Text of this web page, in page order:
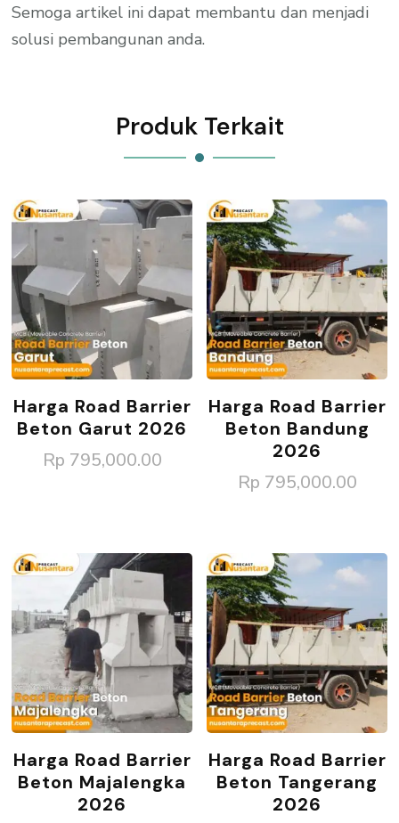
Semoga artikel ini dapat membantu dan menjadi
solusi pembangunan anda.
Produk Terkait
Harga Road Barrier
Beton Garut 2026
Rp 795,000.00
Harga Road Barrier
Beton Bandung
2026
Rp 795,000.00
Harga Road Barrier
Beton Majalengka
2026
Harga Road Barrier
Beton Tangerang
2026